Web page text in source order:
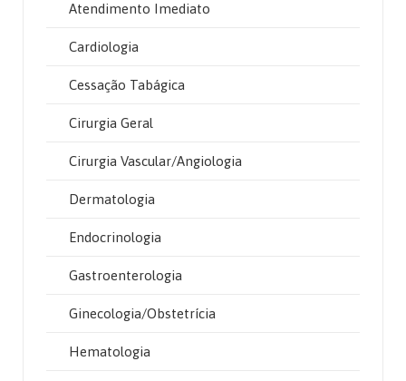
Atendimento Imediato
Cardiologia
Cessação Tabágica
Cirurgia Geral
Cirurgia Vascular/Angiologia
Dermatologia
Endocrinologia
Gastroenterologia
Ginecologia/Obstetrícia
Hematologia